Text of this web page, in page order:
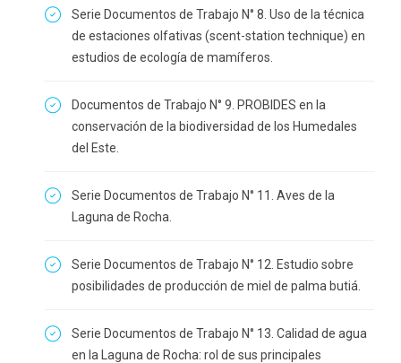
Serie Documentos de Trabajo N° 8. Uso de la técnica
de estaciones olfativas (scent-station technique) en
estudios de ecología de mamíferos.
Documentos de Trabajo N° 9. PROBIDES en la
conservación de la biodiversidad de los Humedales
del Este.
Serie Documentos de Trabajo N° 11. Aves de la
Laguna de Rocha.
Serie Documentos de Trabajo N° 12. Estudio sobre
posibilidades de producción de miel de palma butiá.
Serie Documentos de Trabajo N° 13. Calidad de agua
en la Laguna de Rocha: rol de sus principales